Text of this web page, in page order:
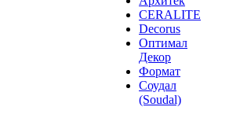
CERALITE
Decorus
Оптимал
Декор
Формат
Соудал
(Soudal)